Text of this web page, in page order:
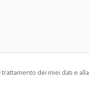
dei miei dati e alla